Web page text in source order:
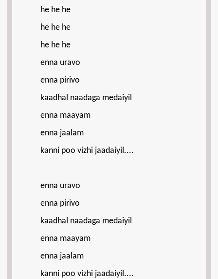
he he he
he he he
he he he
enna uravo
enna pirivo
kaadhal naadaga medaiyil
enna maayam
enna jaalam
kanni poo vizhi jaadaiyil....
enna uravo
enna pirivo
kaadhal naadaga medaiyil
enna maayam
enna jaalam
kanni poo vizhi jaadaiyil....